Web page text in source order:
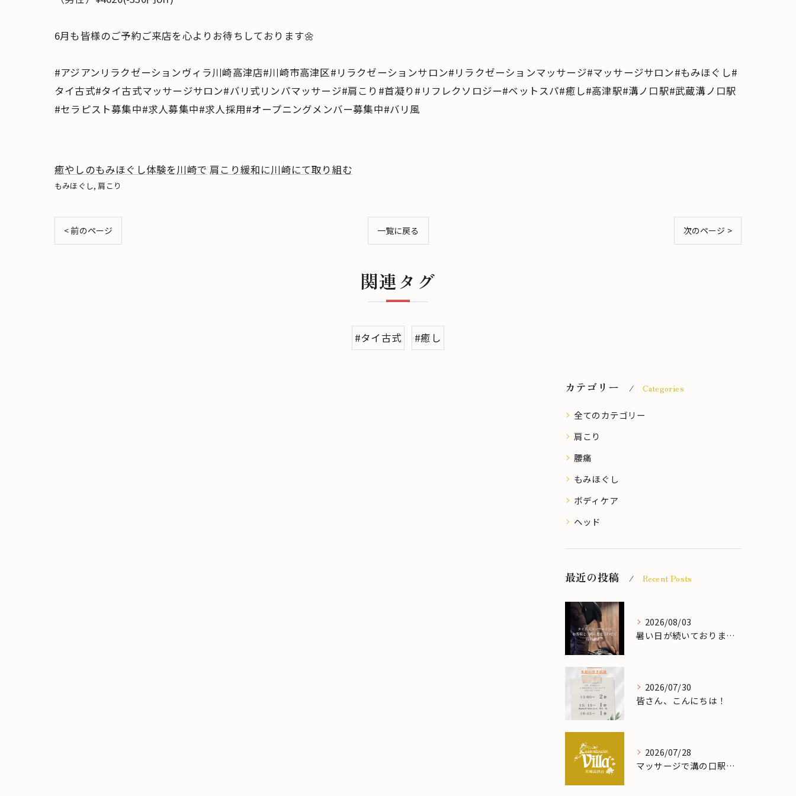
6月も皆様のご予約ご来店を心よりお待ちしております🌼
#アジアンリラクゼーションヴィラ川崎高津店#川崎市高津区#リラクゼーションサロン#リラクゼーションマッサージ#マッサージサロン#もみほぐし#
タイ古式#タイ古式マッサージサロン#バリ式リンパマッサージ#肩こり#首凝り#リフレクソロジー#ベットスパ#癒し#高津駅#溝ノ口駅#武蔵溝ノ口駅
#セラピスト募集中#求人募集中#求人採用#オープニングメンバー募集中#バリ風
癒やしのもみほぐし体験を川崎で 肩こり緩和に川崎にて取り組む
もみほぐし 肩こり
< 前のページ 一覧に戻る 次のページ >
関連タグ
#タイ古式 #癒し
カテゴリー Categories
全てのカテゴリー
肩こり
腰痛
もみほぐし
ボディケア
ヘッド
最近の投稿 Recent Posts
2026/08/03
暑い日が続いておりますが、皆さまいかがお過ごしでしょうか🌻
2026/07/30
皆さん、こんにちは！
2026/07/28
マッサージで溝の口駅近ドライヘッドスパ体験と頭皮ケアの効果を徹底解説